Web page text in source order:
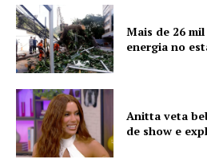
Mais de 26
energia no
Anitta veta
de show e